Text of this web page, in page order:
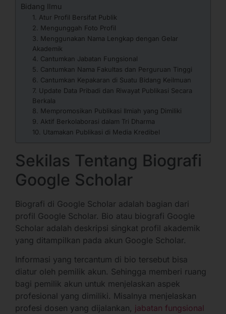
Bidang Ilmu
1. Atur Profil Bersifat Publik
2. Mengunggah Foto Profil
3. Menggunakan Nama Lengkap dengan Gelar
Akademik
4. Cantumkan Jabatan Fungsional
5. Cantumkan Nama Fakultas dan Perguruan Tinggi
6. Cantumkan Kepakaran di Suatu Bidang Keilmuan
7. Update Data Pribadi dan Riwayat Publikasi Secara
Berkala
8. Mempromosikan Publikasi Ilmiah yang Dimiliki
9. Aktif Berkolaborasi dalam Tri Dharma
10. Utamakan Publikasi di Media Kredibel
Sekilas Tentang Biografi
Google Scholar
Biografi di Google Scholar adalah bagian dari
profil Google Scholar. Bio atau biografi Google
Scholar adalah deskripsi singkat profil akademik
yang ditampilkan pada akun Google Scholar.
Informasi yang tercantum di bio tersebut bisa
diatur oleh pemilik akun. Sehingga memberi ruang
bagi pemilik akun untuk menjelaskan aspek
profesional yang dimiliki. Misalnya menjelaskan
profesi dosen yang dijalankan, jabatan fungsional